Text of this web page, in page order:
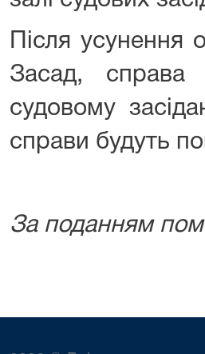
Після усунення
Засад, справа
судовому
справи будуть
За поданням